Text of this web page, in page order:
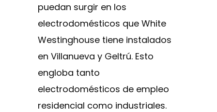
puedan surgir en los
electrodomésticos que White
Westinghouse tiene instalados
en Villanueva y Geltrú. Esto
engloba tanto
electrodomésticos de empleo
residencial como industriales.